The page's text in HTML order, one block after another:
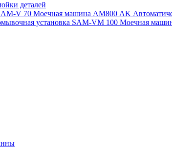
деталей
V 70 Моечная машина АМ800 AK
установка SAM-VM 100 Моечная